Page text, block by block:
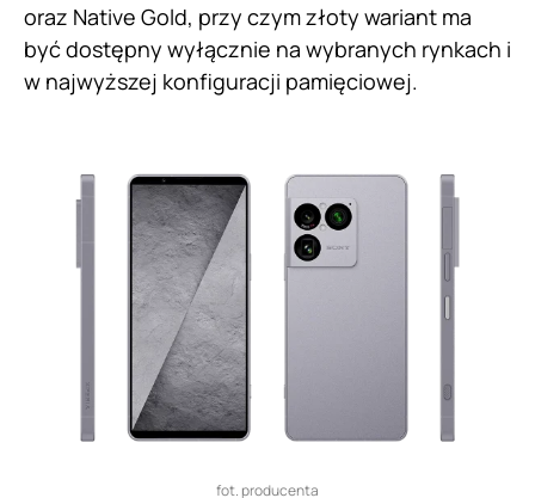
oraz Native Gold, przy czym złoty wariant ma
być dostępny wyłącznie na wybranych rynkach i
w najwyższej konfiguracji pamięciowej.
fot. producenta